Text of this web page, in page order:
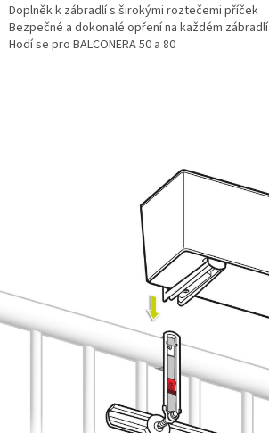
Doplněk k zábradlí s širokými roztečemi příček
Bezpečné a dokonalé opření na každém zábradlí
Hodí se pro BALCONERA 50 a 80